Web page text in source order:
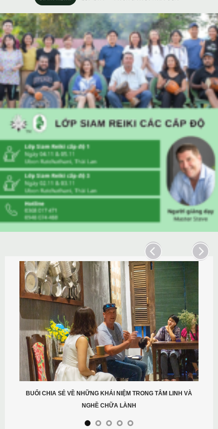
BUỔI CHIA SẺ VỀ NHỮNG KHÁI NIỆM TRONG TÂM LINH VÀ
NGHỀ CHỮA LÀNH